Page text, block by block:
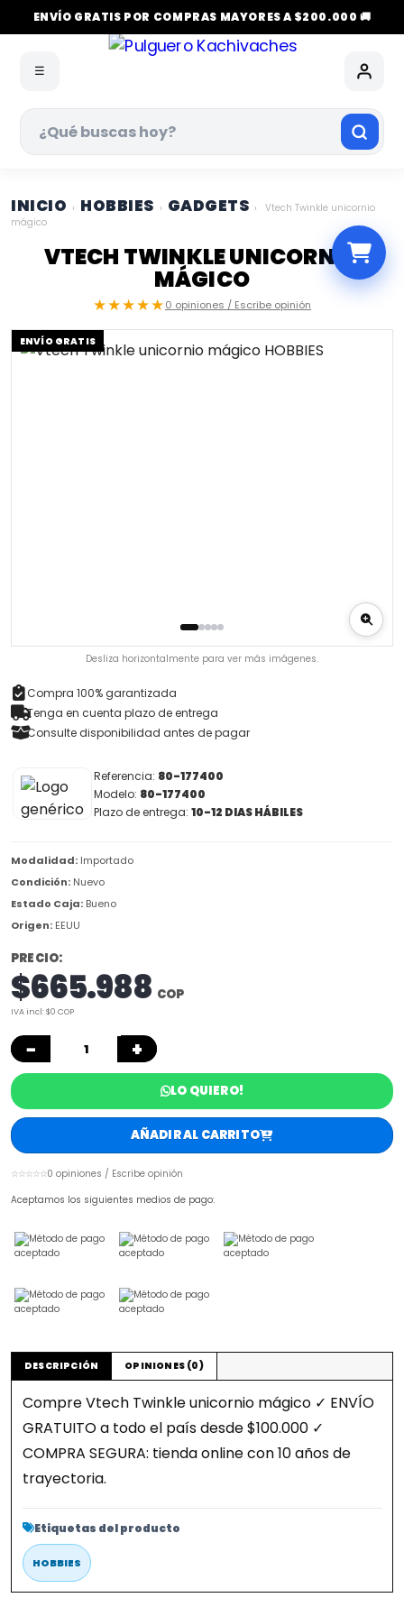
ENVÍO GRATIS POR COMPRAS MAYORES A $200.000 🚚
☰
INICIO › HOBBIES › GADGETS ›
Vtech Twinkle unicornio
mágico
VTECH TWINKLE UNICORNIO
MÁGICO
★★★★★0 opiniones / Escribe opinión
ENVÍO GRATIS
Desliza horizontalmente para ver más imágenes.
Compra 100% garantizada
Tenga en cuenta plazo de entrega
Consulte disponibilidad antes de pagar
Referencia: 80-177400
Modelo: 80-177400
Plazo de entrega: 10-12 DIAS HÁBILES
Modalidad: Importado
Condición: Nuevo
Estado Caja: Bueno
Origen: EEUU
PRECIO:
$665.988 COP
IVA incl: $0 COP
− +
LO QUIERO!
AÑADIR AL CARRITO
☆☆☆☆☆0 opiniones / Escribe opinión
Aceptamos los siguientes medios de pago:
DESCRIPCIÓN OPINIONES (0)
Compre Vtech Twinkle unicornio mágico ✓ ENVÍO
GRATUITO a todo el país desde $100.000 ✓
COMPRA SEGURA: tienda online con 10 años de
trayectoria.
Etiquetas del producto
HOBBIES